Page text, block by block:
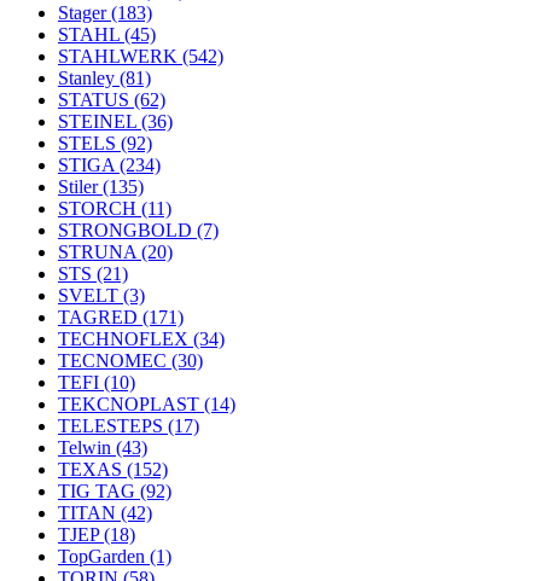
Stager(183)
STAHL (45)
STAHLWERK (542)
Stanley (81)
STATUS (62)
STEINEL (36)
STELS (92)
STIGA (234)
Stiler(135)
STORCH (11)
STRONGBOLD (7)
STRUNA (20)
STS (21)
SVELT (3)
TAGRED (171)
TECHNOFLEX (34)
TECNOMEC (30)
TEFI (10)
TEKCNOPLAST (14)
TELESTEPS (17)
Telwin (43)
TEXAS (152)
TIG TAG (92)
TITAN (42)
TJEP(18)
TopGarden (1)